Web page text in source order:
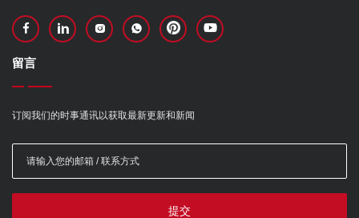
留言
订阅我们的时事通讯以获取最新更新和新闻
提交